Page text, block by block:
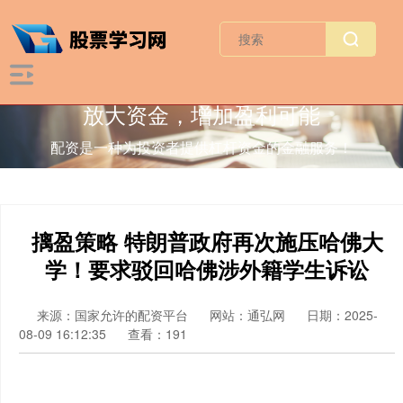
放大资金，增加盈利可能
配资是一种为投资者提供杠杆资金的金融服务！
摛盈策略 特朗普政府再次施压哈佛大
学！要求驳回哈佛涉外籍学生诉讼
来源：国家允许的配资平台 网站：通弘网
日期：2025-
08-09 16:12:35
查看：191